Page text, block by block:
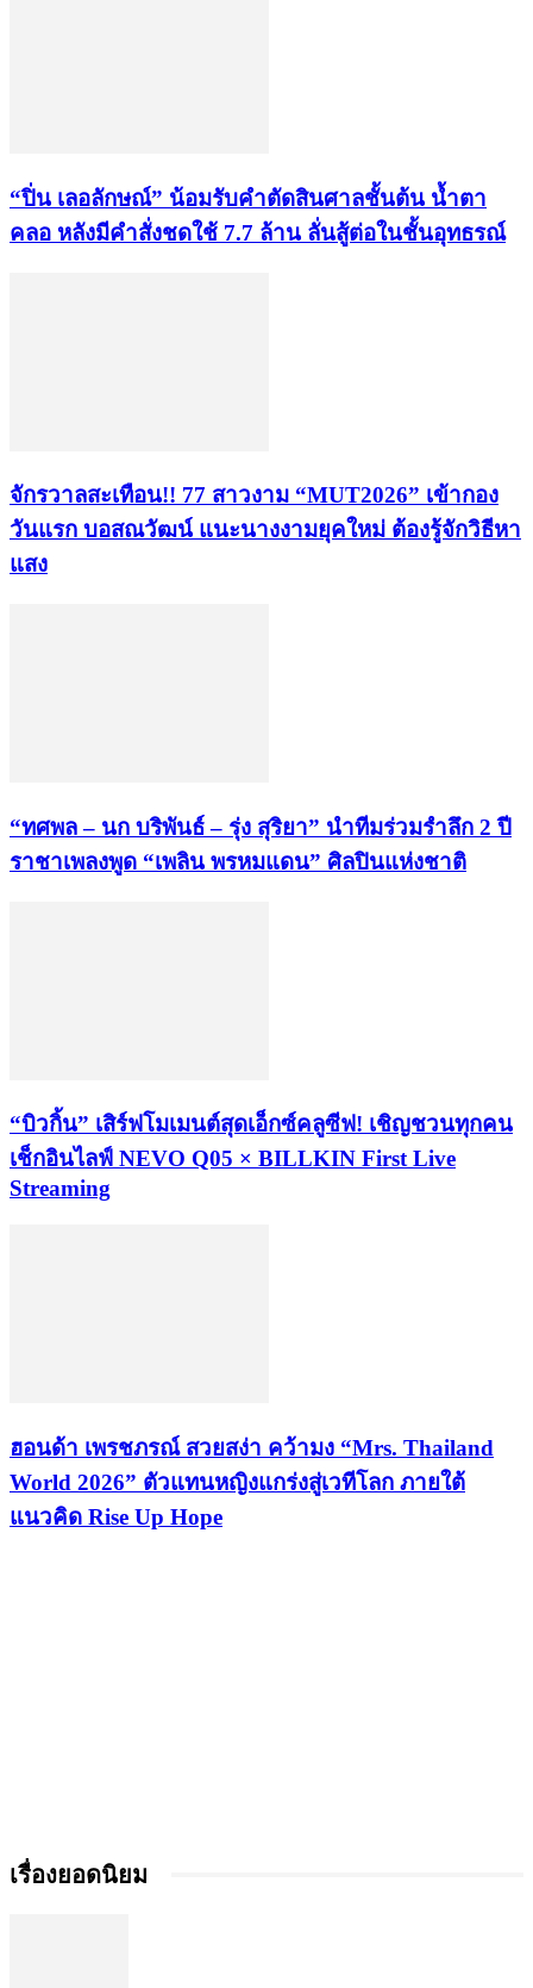
“ปิ่น เลอลักษณ์” น้อมรับคำตัดสินศาลชั้นต้น น้ำตา
คลอ หลังมีคำสั่งชดใช้ 7.7 ล้าน ลั่นสู้ต่อในชั้นอุทธรณ์
จักรวาลสะเทือน!! 77 สาวงาม “MUT2026” เข้ากอง
วันแรก บอสณวัฒน์ แนะนางงามยุคใหม่ ต้องรู้จักวิธีหา
แสง
“ทศพล – นก บริพันธ์ – รุ่ง สุริยา” นำทีมร่วมรำลึก 2 ปี
ราชาเพลงพูด “เพลิน พรหมแดน” ศิลปินแห่งชาติ
“บิวกิ้น” เสิร์ฟโมเมนต์สุดเอ็กซ์คลูซีฟ! เชิญชวนทุกคน
เช็กอินไลฟ์ NEVO Q05 × BILLKIN First Live
Streaming
ฮอนด้า เพรชภรณ์ สวยสง่า คว้ามง “Mrs. Thailand
World 2026” ตัวแทนหญิงแกร่งสู่เวทีโลก ภายใต้
แนวคิด Rise Up Hope
เรื่องยอดนิยม